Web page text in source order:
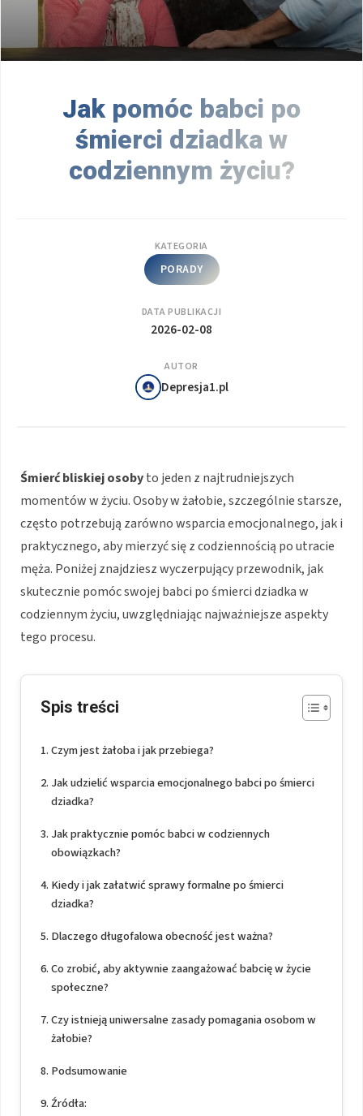
Jak pomóc babci po
śmierci dziadka w
codziennym życiu?
KATEGORIA
PORADY
DATA PUBLIKACJI
2026-02-08
AUTOR
Depresja1.pl
Śmierć bliskiej osobyto jeden z najtrudniejszych
momentów w życiu. Osoby w żałobie, szczególnie starsze,
często potrzebują zarówno wsparcia emocjonalnego, jak i
praktycznego, aby mierzyć się z codziennością po utracie
męża. Poniżej znajdziesz wyczerpujący przewodnik, jak
skutecznie pomóc swojej babci po śmierci dziadka w
codziennym życiu, uwzględniając najważniejsze aspekty
tego procesu.
Spis treści
Czym jest żałoba i jak przebiega?
Jak udzielić wsparcia emocjonalnego babci po śmierci
dziadka?
Jak praktycznie pomóc babci w codziennych
obowiązkach?
Kiedy i jak załatwić sprawy formalne po śmierci
dziadka?
Dlaczego długofalowa obecność jest ważna?
Co zrobić, aby aktywnie zaangażować babcię w życie
społeczne?
Czy istnieją uniwersalne zasady pomagania osobom w
żałobie?
Podsumowanie
Źródła: